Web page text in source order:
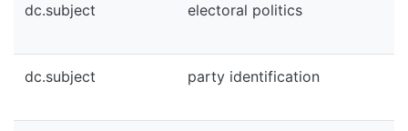
dc.subject electoral politics
dc.subject party identification